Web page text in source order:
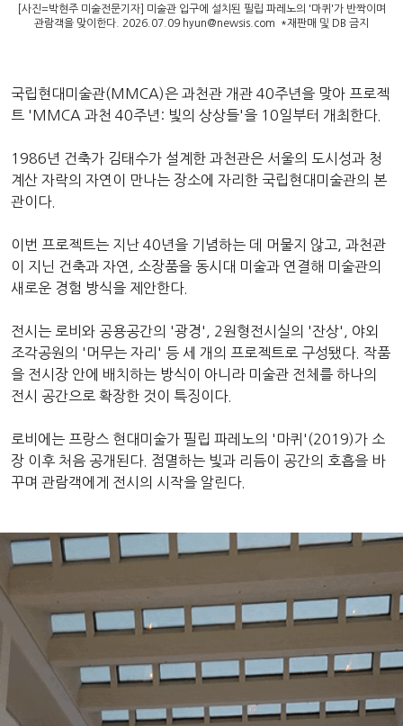
[사진=박현주 미술전문기자] 미술관 입구에 설치된 필립 파레노의 '마퀴'가 반짝이며
관람객을 맞이한다. 2026.07.09 hyun@newsis.com *재판매 및 DB 금지
국립현대미술관(MMCA)은 과천관 개관 40주년을 맞아 프로젝
트 'MMCA 과천 40주년: 빛의 상상들'을 10일부터 개최한다.
1986년 건축가 김태수가 설계한 과천관은 서울의 도시성과 청
계산 자락의 자연이 만나는 장소에 자리한 국립현대미술관의 본
관이다.
이번 프로젝트는 지난 40년을 기념하는 데 머물지 않고, 과천관
이 지닌 건축과 자연, 소장품을 동시대 미술과 연결해 미술관의
새로운 경험 방식을 제안한다.
전시는 로비와 공용공간의 '광경', 2원형전시실의 '잔상', 야외
조각공원의 '머무는 자리' 등 세 개의 프로젝트로 구성됐다. 작품
을 전시장 안에 배치하는 방식이 아니라 미술관 전체를 하나의
전시 공간으로 확장한 것이 특징이다.
로비에는 프랑스 현대미술가 필립 파레노의 '마퀴'(2019)가 소
장 이후 처음 공개된다. 점멸하는 빛과 리듬이 공간의 호흡을 바
꾸며 관람객에게 전시의 시작을 알린다.